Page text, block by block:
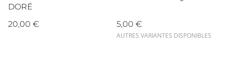
DORÉ
20,00 €
5,00 €
AUTRES VARIANTES DISPONIBLES